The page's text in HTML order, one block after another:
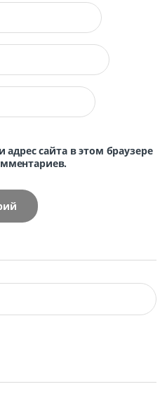
сайта в этом браузере